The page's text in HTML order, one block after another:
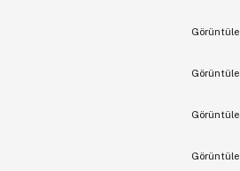
Görüntüle
Görüntüle
Görüntüle
Görüntüle